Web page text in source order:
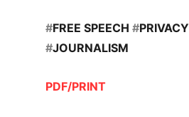
#FREE SPEECH #PRIVACY
#JOURNALISM
PDF/PRINT